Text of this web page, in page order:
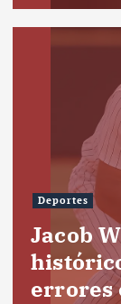
Deportes
Jacob
errores